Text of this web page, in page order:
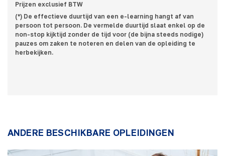
Prijzen exclusief BTW
(*) De effectieve duurtijd van een e-learning hangt af van
persoon tot persoon. De vermelde duurtijd slaat enkel op de
non-stop kijktijd zonder de tijd voor (de bijna steeds nodige)
pauzes om zaken te noteren en delen van de opleiding te
herbekijken.
ANDERE BESCHIKBARE OPLEIDINGEN